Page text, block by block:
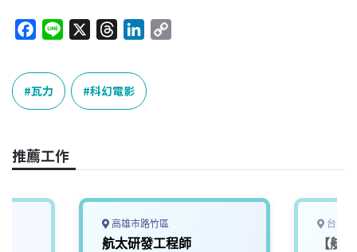
c
e
b
o
k
e
r
e
a
k
n
k
瓦力 科幻電影
推薦工作
高雄市路竹區
航太研發工程師
台南
【航